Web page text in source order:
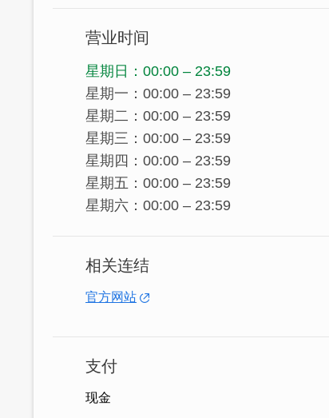
营业时间
星期日：00:00 – 23:59
星期一：00:00 – 23:59
星期二：00:00 – 23:59
星期三：00:00 – 23:59
星期四：00:00 – 23:59
星期五：00:00 – 23:59
星期六：00:00 – 23:59
相关连结
官方网站
支付
现金